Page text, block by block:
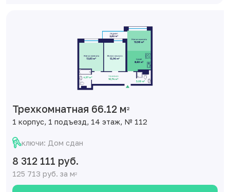
Трехкомнатная 66.12 м2
1 корпус, 1 подъезд, 14 этаж, № 112
ключи: Дом сдан
8 312 111 руб.
125 713 руб. за м2